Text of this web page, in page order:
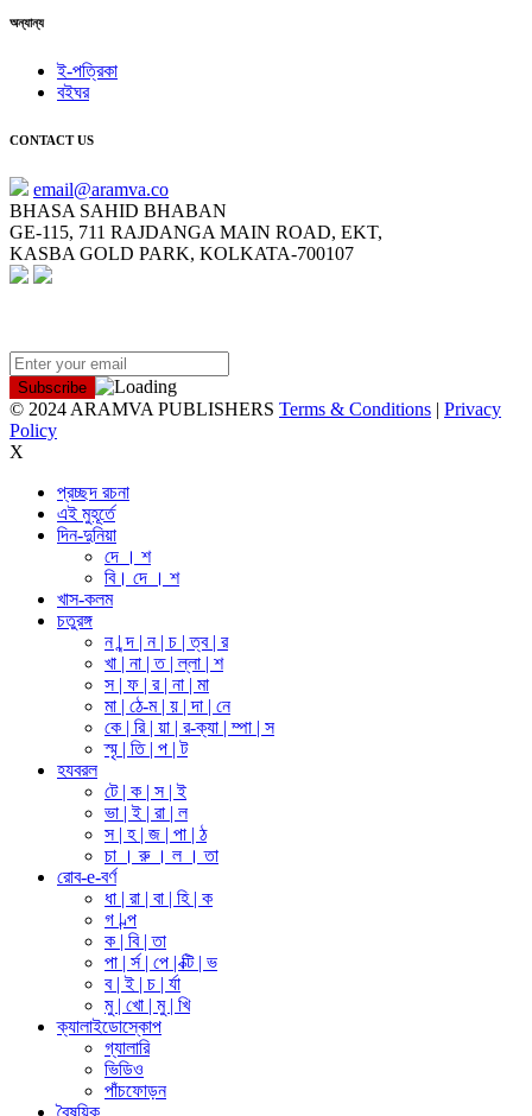
অন্যান্য
ই-পত্রিকা
বইঘর
CONTACT US
email@aramva.co
BHASA SAHID BHABAN
GE-115, 711 RAJDANGA MAIN ROAD, EKT,
KASBA GOLD PARK, KOLKATA-700107
© 2024 ARAMVA PUBLISHERS Terms & Conditions | Privacy
Policy
X
প্রচ্ছদ রচনা
এই মুহূর্তে
দিন-দুনিয়া
দে । শ
বি। দে । শ
খাস-কলম
চতুরঙ্গ
ন | ন্দ | ন | চ | ত্ব | র
খা | না | ত | ল্লা | শ
স | ফ | র | না | মা
মা | ঠে-ম | য় | দা | নে
কে | রি | য়া | র-ক্যা | ম্পা | স
স্মৃ | তি | প | ট
হযবরল
টে | ক | স | ই
ভা | ই | রা | ল
স | হ | জ | পা | ঠ
চা । রু । ল । তা
রোব-e-বর্ণ
ধা | রা | বা | হি | ক
গ | ল্প
ক | বি | তা
পা | র্স | পে | ক্টি | ভ
ব | ই | চ | র্যা
মু | খো | মু | খি
ক্যালাইডোস্কোপ
গ্যালারি
ভিডিও
পাঁচফোড়ন
বৈষয়িক